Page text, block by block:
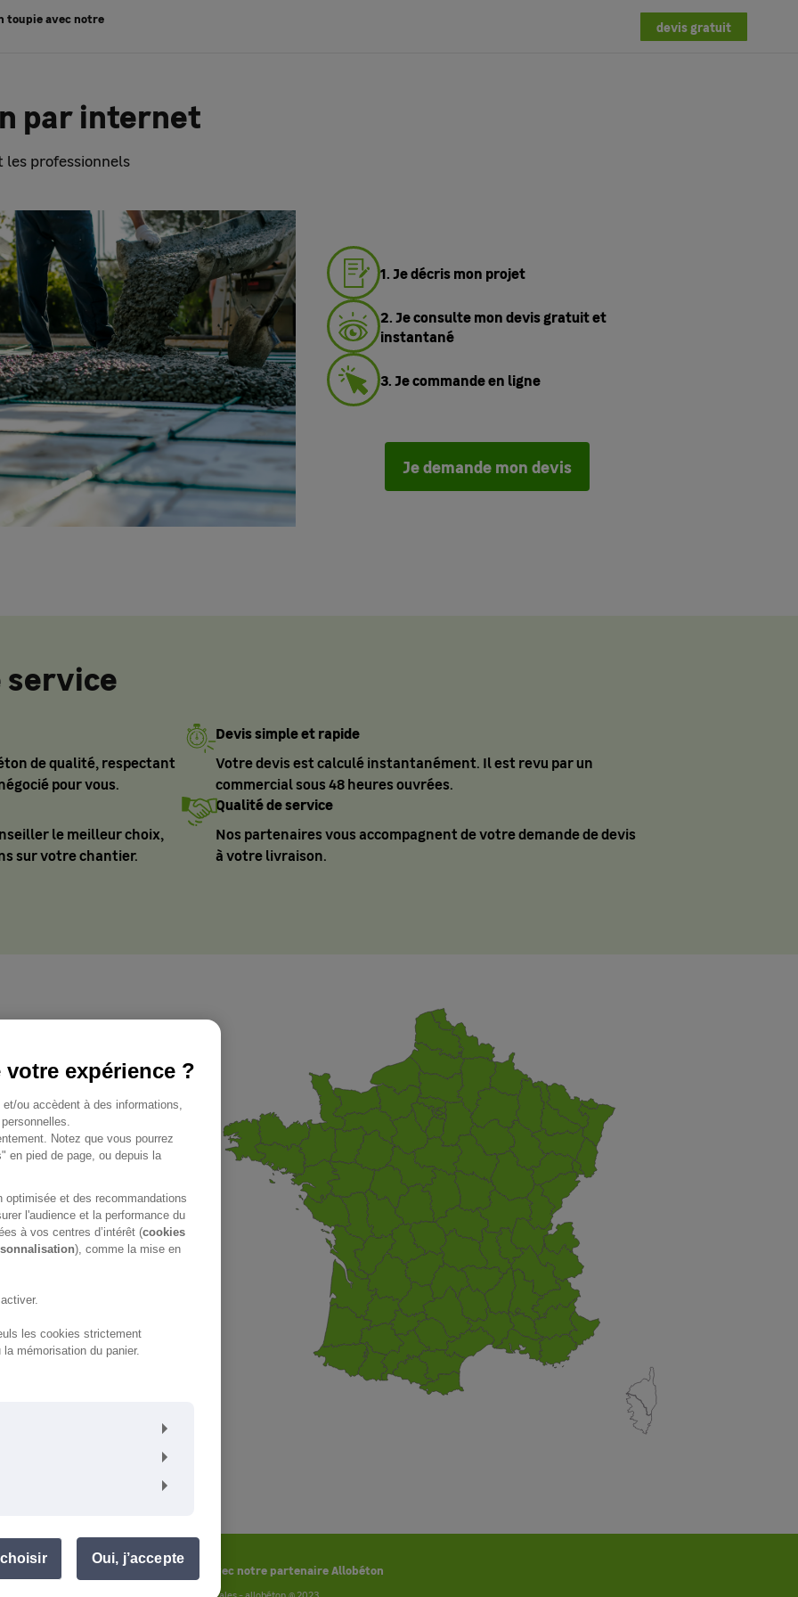
toupie avec notre
devis gratuit
par internet
professionnels
1. Je décris mon projet
2. Je consulte mon devis gratuit et
instantané
3. Je commande en ligne
Je demande mon devis
service
de qualité, respectant
pour vous.
Devis simple et rapide
Votre devis est calculé instantanément. Il est revu par un
commercial sous 48 heures ouvrées.
le meilleur choix,
sur votre chantier.
Qualité de service
Nos partenaires vous accompagnent de votre demande de devis
à votre livraison.
Faites livrer votre béton en toupie avec notre partenaire Allobéton
expérience ?
ou accèdent à des informations,
Notez que vous pourrez
en pied de page, ou depuis la
et des recommandations
l'audience et la performance du
à vos centres d’intérêt (cookies
), comme la mise en
les cookies strictement
mémorisation du panier.
Oui, j’accepte